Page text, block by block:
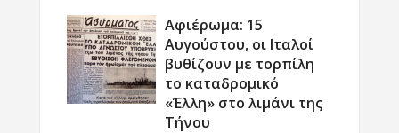
Αφιέρωμα: 15
Αυγούστου, οι Ιταλοί
βυθίζουν με τορπίλη
το καταδρομικό
«Έλλη» στο λιμάνι της
Τήνου